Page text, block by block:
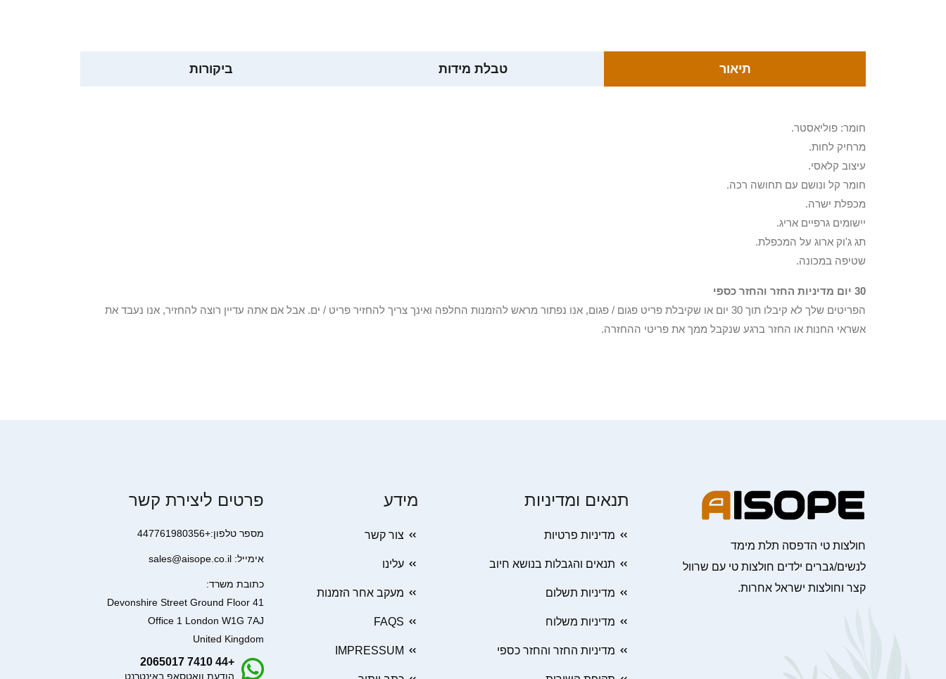
תיאור טבלת מידות ביקורות
חומר: פוליאסטר.
מרחיק לחות.
עיצוב קלאסי.
חומר קל ונושם עם תחושה רכה.
מכפלת ישרה.
יישומים גרפיים אריג.
תג ג'וק ארוג על המכפלת.
שטיפה במכונה.
30 יום מדיניות החזר והחזר כספי
הפריטים שלך לא קיבלו תוך 30 יום או שקיבלת פריט פגום / פגום, אנו נפתור מראש להזמנות החלפה ואינך צריך להחזיר פריט / ים. אבל אם אתה עדיין רוצה להחזיר, אנו נעבד את
אשראי החנות או החזר ברגע שנקבל ממך את פריטי ההחזרה.
חולצות טי הדפסה תלת מימד
לנשים/גברים ילדים חולצות טי עם שרוול
קצר וחולצות ישראל אחרות.
תנאים ומדיניות
מדיניות פרטיות
תנאים והגבלות בנושא חיוב
מדיניות תשלום
מדיניות משלוח
מדיניות החזר והחזר כספי
מידע
צור קשר
עלינו
מעקב אחר הזמנות
FAQS
IMPRESSUM
פרטים ליצירת קשר
מספר טלפון:+447761980356
אימייל: sales@aisope.co.il
כתובת משרד:
41 Devonshire Street Ground Floor
Office 1 London W1G 7AJ
United Kingdom
+44 7410 2065017
הודעת וואטסאפ באינטרנט